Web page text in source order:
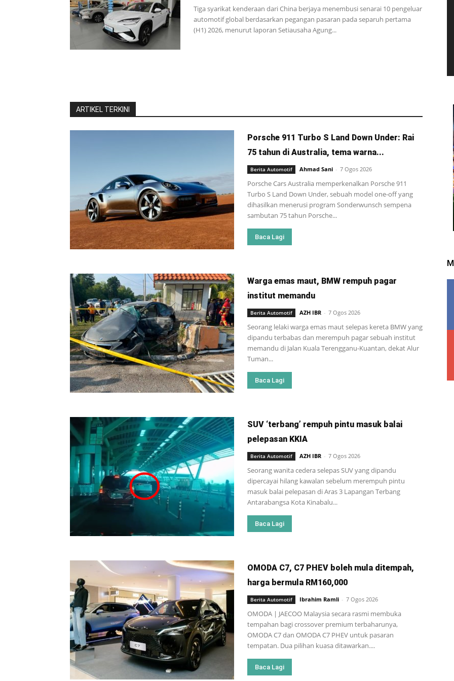
Tiga syarikat kenderaan dari China berjaya menembusi senarai 10 pengeluar
automotif global berdasarkan pegangan pasaran pada separuh pertama
(H1) 2026, menurut laporan Setiausaha Agung...
ARTIKEL TERKINI
Porsche 911 Turbo S Land Down Under: Rai
75 tahun di Australia, tema warna...
Berita Automotif Ahmad Sani - 7 Ogos 2026
Porsche Cars Australia memperkenalkan Porsche 911
Turbo S Land Down Under, sebuah model one-off yang
dihasilkan menerusi program Sonderwunsch sempena
sambutan 75 tahun Porsche...
Baca Lagi
Warga emas maut, BMW rempuh pagar
institut memandu
Berita Automotif AZH IBR - 7 Ogos 2026
Seorang lelaki warga emas maut selepas kereta BMW yang
dipandu terbabas dan merempuh pagar sebuah institut
memandu di Jalan Kuala Terengganu-Kuantan, dekat Alur
Tuman...
Baca Lagi
SUV ‘terbang’ rempuh pintu masuk balai
pelepasan KKIA
Berita Automotif AZH IBR - 7 Ogos 2026
Seorang wanita cedera selepas SUV yang dipandu
dipercayai hilang kawalan sebelum merempuh pintu
masuk balai pelepasan di Aras 3 Lapangan Terbang
Antarabangsa Kota Kinabalu...
Baca Lagi
OMODA C7, C7 PHEV boleh mula ditempah,
harga bermula RM160,000
Berita Automotif Ibrahim Ramli - 7 Ogos 2026
OMODA | JAECOO Malaysia secara rasmi membuka
tempahan bagi crossover premium terbaharunya,
OMODA C7 dan OMODA C7 PHEV untuk pasaran
tempatan. Dua pilihan kuasa ditawarkan....
Baca Lagi